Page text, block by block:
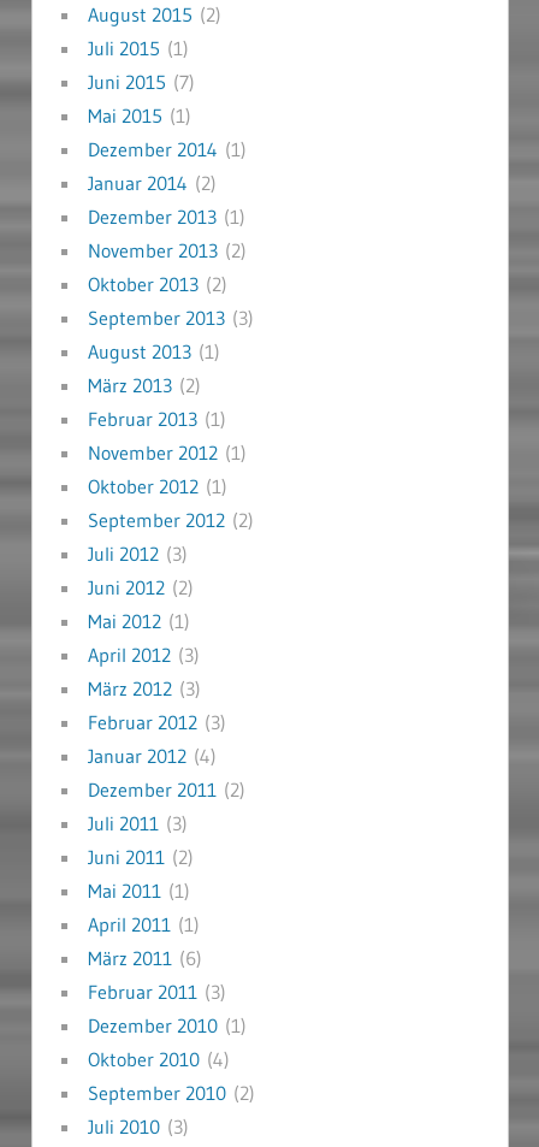
August 2015 (2)
Juli 2015 (1)
Juni 2015 (7)
Mai 2015 (1)
Dezember 2014 (1)
Januar 2014 (2)
Dezember 2013(1)
November 2013(2)
Oktober 2013(2)
September 2013(3)
August 2013(1)
März 2013(2)
Februar 2013(1)
November 2012(1)
Oktober 2012(1)
September 2012(2)
Juli 2012(3)
Juni 2012(2)
Mai 2012(1)
April 2012(3)
März 2012(3)
Februar 2012(3)
Januar 2012(4)
Dezember 2011(2)
Juli 2011(3)
Juni 2011(2)
Mai 2011(1)
April 2011(1)
März 2011(6)
Februar 2011(3)
Dezember 2010(1)
Oktober 2010(4)
September 2010(2)
Juli 2010(3)